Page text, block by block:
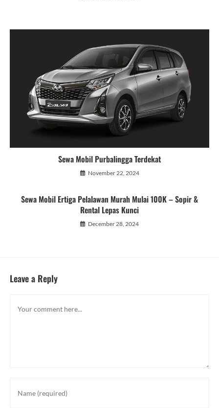
Sewa Mobil Purbalingga Terdekat
November 22, 2024
Sewa Mobil Ertiga Pelalawan Murah Mulai 100K – Sopir &
Rental Lepas Kunci
December 28, 2024
Leave a Reply
your